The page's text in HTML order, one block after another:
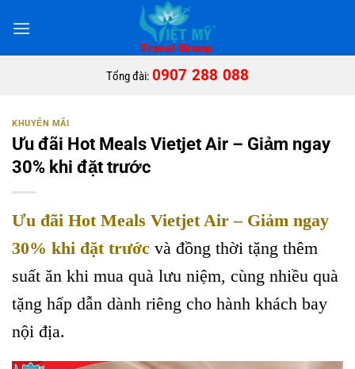
qua
Tổng đài: 0907 288 088
KHUYẾN MÃI
Ưu đãi Hot Meals Vietjet Air – Giảm ngay
30% khi đặt trước
Ưu đãi Hot Meals Vietjet Air – Giảm ngay
30% khi đặt trước và đồng thời tặng thêm
suất ăn khi mua quà lưu niệm, cùng nhiều quà
tặng hấp dẫn dành riêng cho hành khách bay
nội địa.